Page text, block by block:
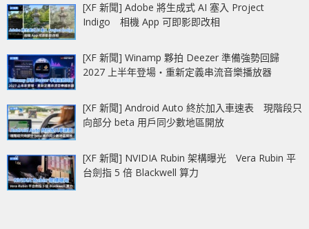
[XF 新聞] Adobe 將生成式 AI 塞入 Project
Indigo 相機 App 可即影即改相
[XF 新聞] Winamp 夥拍 Deezer 準備強勢回歸
2027 上半年登場‧重新定義串流音樂播放器
[XF 新聞] Android Auto 終於加入車速表 現階段只
向部分 beta 用戶同少數地區開放
[XF 新聞] NVIDIA Rubin 架構曝光 Vera Rubin 平
台劍指 5 倍 Blackwell 算力